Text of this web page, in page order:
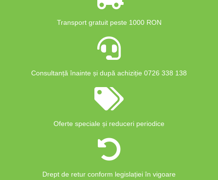
Transport gratuit peste 1000 RON
Consultanță înainte și după achiziție 0726 338 138
Oferte speciale și reduceri periodice
Drept de retur conform legislației în vigoare